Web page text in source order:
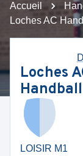
Accueil
Loches AC
Loches
Handball
LOISIR M1